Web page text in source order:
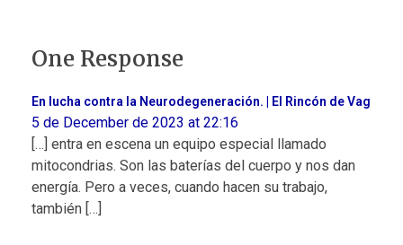
One Response
En lucha contra la Neurodegeneración. | El Rincón de Vag
5 de December de 2023 at 22:16
[…] entra en escena un equipo especial llamado
mitocondrias. Son las baterías del cuerpo y nos dan
energía. Pero a veces, cuando hacen su trabajo,
también […]